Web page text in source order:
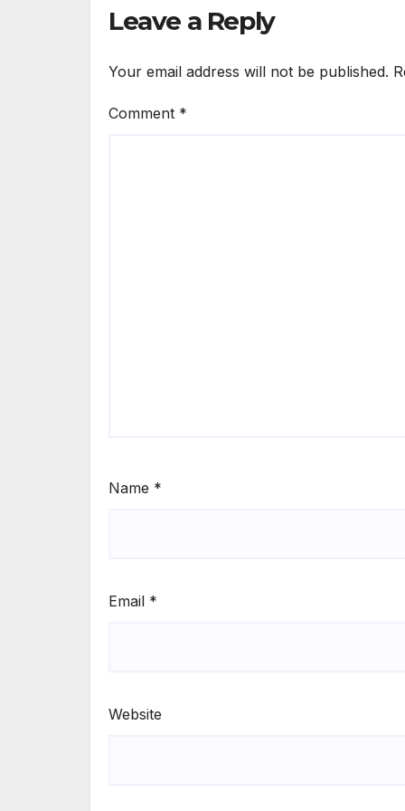
Leave a Reply
Your email address will not be published.
Comment *
Name *
Email *
Website